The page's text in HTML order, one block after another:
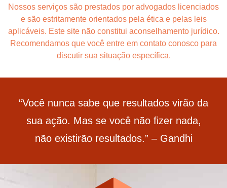
Nossos serviços são prestados por advogados licenciados
e são estritamente orientados pela ética e pelas leis
aplicáveis. Este site não constitui aconselhamento jurídico.
Recomendamos que você entre em contato conosco para
discutir sua situação específica.
“Você nunca sabe que resultados virão da
sua ação. Mas se você não fizer nada,
não existirão resultados.” – Gandhi